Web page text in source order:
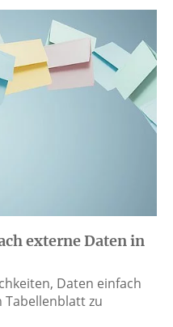
externe Daten in
Daten einfach
Tabellenblatt zu